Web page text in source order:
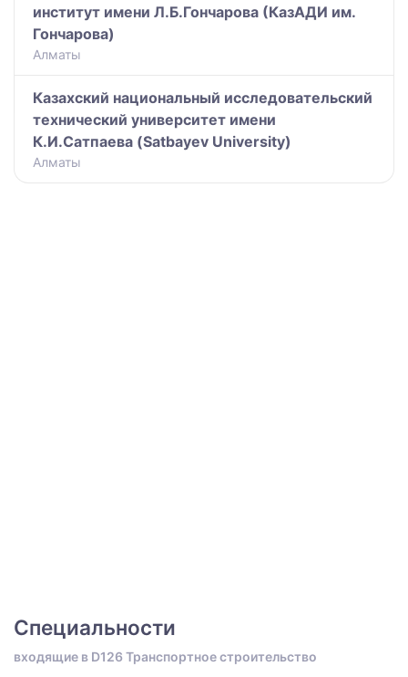
институт имени Л.Б.Гончарова (КазАДИ им.
Гончарова)
Алматы
Казахский национальный исследовательский
технический университет имени
К.И.Сатпаева (Satbayev University)
Алматы
Специальности
входящие в D126 Транспортное строительство